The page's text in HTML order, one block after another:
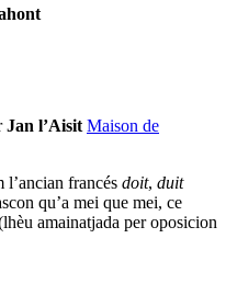
Jan l’Aisit Maison de
l’ancian francés doit, duit
qu’a mei que mei, ce
amainatjada per oposicion